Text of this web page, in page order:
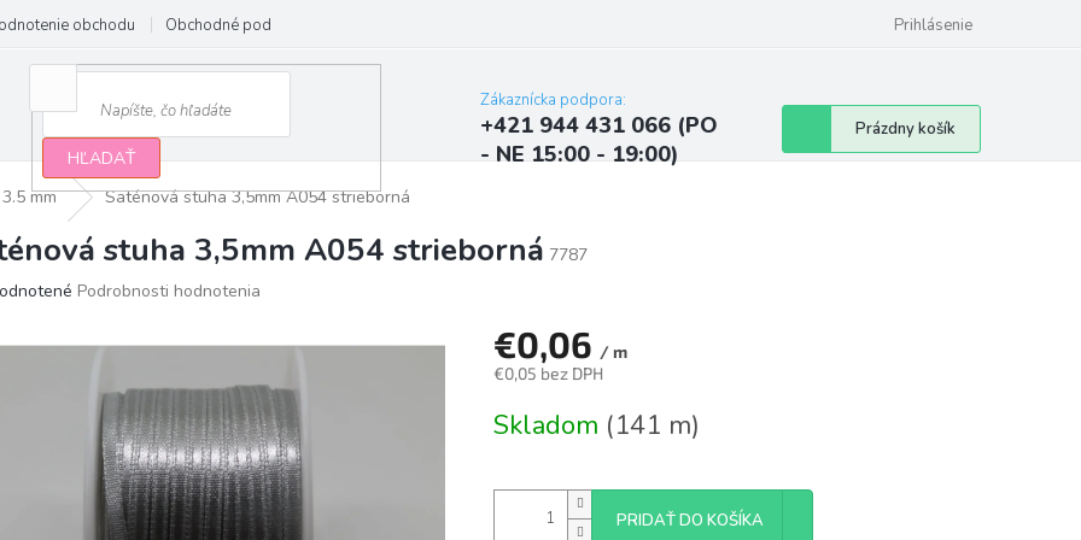
obchodu Obchodné podmienky Najčastejšie otázky a odpovede
Prihlásenie
HĽADAŤ
Zákaznícka podpora:
+421 944 431 066 (PO
- NE 15:00 - 19:00)
Nákupný
košík
Prázdny košík
3.5 mm Saténová stuha 3,5mm A054 strieborná
stuha 3,5mm A054 strieborná 7787
Podrobnosti hodnotenia
€0,06 / m
€0,05 bez DPH
cena:
Skladom (141 m)
PRIDAŤ DO KOŠÍKA